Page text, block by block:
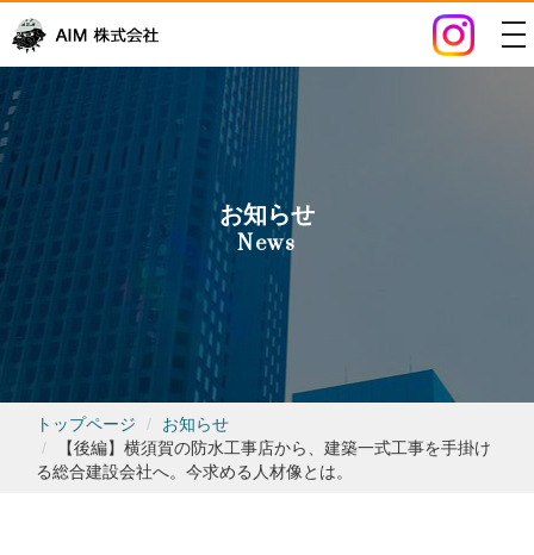
お知らせ
News
トップページ
お知らせ
【後編】横須賀の防水工事店から、建築一式工事を手掛け
る総合建設会社へ。今求める人材像とは。